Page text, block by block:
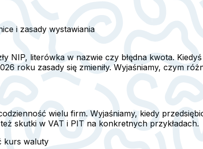
i zasady wystawiania
NIP, literówka w nazwie czy błędna kwota.
roku zasady się zmieniły. Wyjaśniamy, czym
wielu firm. Wyjaśniamy, kiedy
skutki w VAT i PIT na konkretnych przykładach.
kurs waluty